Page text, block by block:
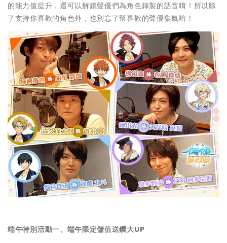
的能力值提升，還可以解鎖聲優們為角色錄製的語音唷！所以除
了支持你喜歡的角色外，也別忘了幫喜歡的聲優集氣唷！
端午特別活動一、端午限定儲值送鑽大UP